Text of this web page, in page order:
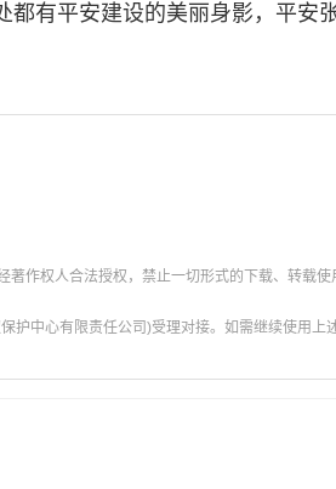
有平安建设的美丽身影，平安
作权人合法授权，禁止一切形式的下载、转载使
中心有限责任公司)受理对接。如需继续使用